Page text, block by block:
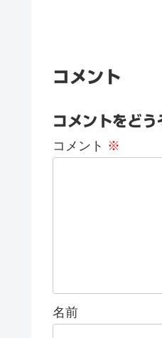
コメント
コメントをどう
コメント ※
名前